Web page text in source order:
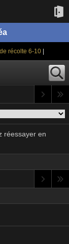
récolte 6-10|
réessayer en